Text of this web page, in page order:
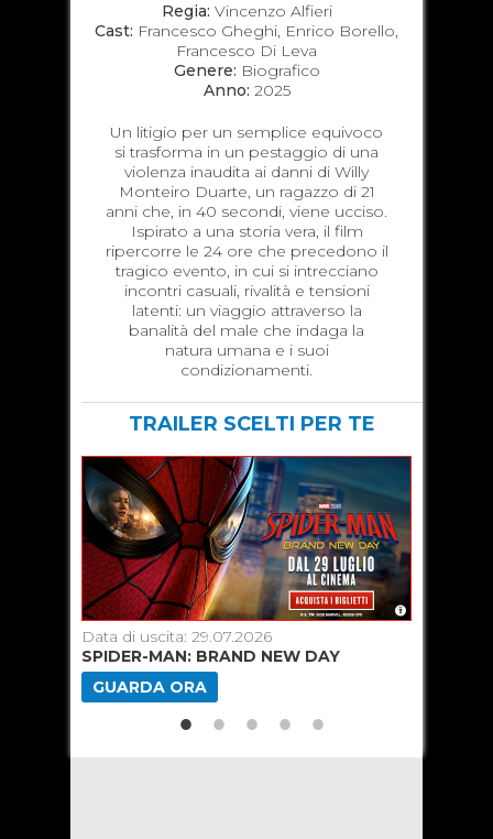
Regia: Vincenzo Alfieri
Cast: Francesco Gheghi, Enrico Borello,
Francesco Di Leva
Genere: Biografico
Anno: 2025
Un litigio per un semplice equivoco
si trasforma in un pestaggio di una
violenza inaudita ai danni di Willy
Monteiro Duarte, un ragazzo di 21
anni che, in 40 secondi, viene ucciso.
Ispirato a una storia vera, il film
ripercorre le 24 ore che precedono il
tragico evento, in cui si intrecciano
incontri casuali, rivalità e tensioni
latenti: un viaggio attraverso la
banalità del male che indaga la
natura umana e i suoi
condizionamenti.
TRAILER SCELTI PER TE
Data di uscita: 29.07.2026
SPIDER-MAN: BRAND NEW DAY
GUARDA ORA